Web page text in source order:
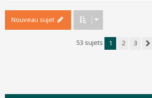
Nouveau sujet
53 sujets 1 2
3